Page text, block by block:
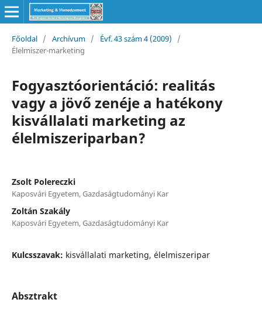
Főoldal / Archívum / Évf. 43 szám 4 (2009)
/
Élelmiszer-marketing
Fogyasztóorientáció: realitás
vagy a jövő zenéje a hatékony
kisvállalati marketing az
élelmiszeriparban?
Zsolt Polereczki
Kaposvári Egyetem, Gazdaságtudományi Kar
Zoltán Szakály
Kaposvári Egyetem, Gazdaságtudományi Kar
Kulcsszavak: kisvállalati marketing, élelmiszeripar
Absztrakt